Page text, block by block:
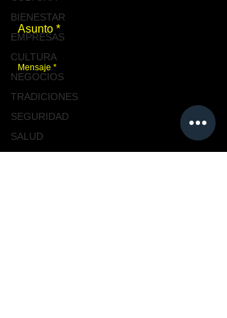
BIENESTAR
EMPRESAS
CULTURA
NEGOCIOS
TRADICIONES
SEGURIDAD
SALUD